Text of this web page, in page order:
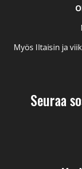
Myös Iltaisin ja
Seuraa